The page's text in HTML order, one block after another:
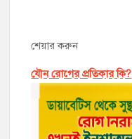
শেয়ার করুন
যৌন রোগের প্রতিকার কি?